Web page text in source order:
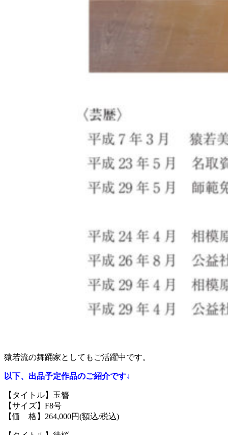
猿若流の舞踊家としてもご活躍中です。
以下、出品予定作品のご紹介です↓
【タイトル】玉簪
【サイズ】F8号
【価 格】264,000円(額込/税込)